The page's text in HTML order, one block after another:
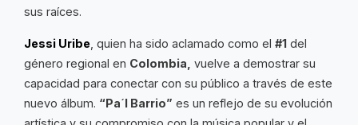
sus raíces.
Jessi Uribe, quien ha sido aclamado como el #1 del
género regional en Colombia, vuelve a demostrar su
capacidad para conectar con su público a través de este
nuevo álbum. “Pa´l Barrio” es un reflejo de su evolución